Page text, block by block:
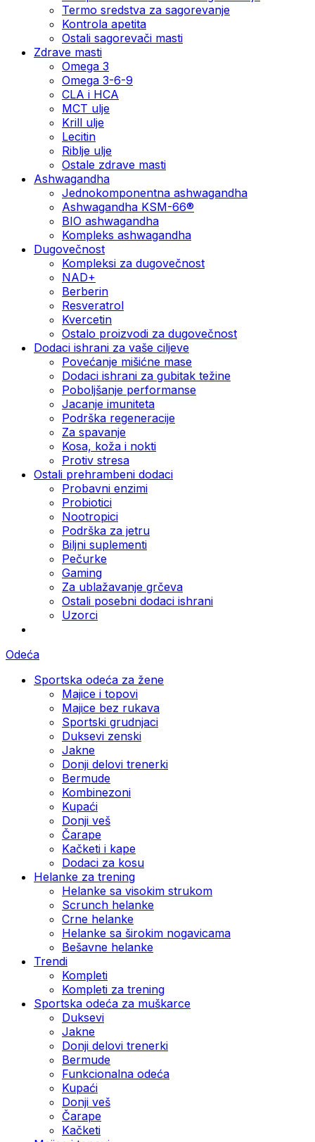
Termo sredstva za sagorevanje
Kontrola apetita
Ostali sagorevači masti
Zdrave masti
Omega 3
Omega 3-6-9
CLA i HCA
MCT ulje
Krill ulje
Lecitin
Riblje ulje
Ostale zdrave masti
Ashwagandha
Jednokomponentna ashwagandha
Ashwagandha KSM-66®
BIO ashwagandha
Kompleks ashwagandha
Dugovečnost
Kompleksi za dugovečnost
NAD+
Berberin
Resveratrol
Kvercetin
Ostalo proizvodi za dugovečnost
Dodaci ishrani za vaše ciljeve
Povećanje mišićne mase
Dodaci ishrani za gubitak težine
Poboljšanje performanse
Jacanje imuniteta
Podrška regeneracije
Za spavanje
Kosa, koža i nokti
Protiv stresa
Ostali prehrambeni dodaci
Probavni enzimi
Probiotici
Nootropici
Podrška za jetru
Biljni suplementi
Pečurke
Gaming
Za ublažavanje grčeva
Ostali posebni dodaci ishrani
Uzorci
Odeća
Sportska odeća za žene
Majice i topovi
Majice bez rukava
Sportski grudnjaci
Duksevi zenski
Jakne
Donji delovi trenerki
Bermude
Kombinezoni
Kupaći
Donji veš
Čarape
Kačketi i kape
Dodaci za kosu
Helanke za trening
Helanke sa visokim strukom
Scrunch helanke
Crne helanke
Helanke sa širokim nogavicama
Bešavne helanke
Trendi
Kompleti
Kompleti za trening
Sportska odeća za muškarce
Duksevi
Jakne
Donji delovi trenerki
Bermude
Funkcionalna odeća
Kupaći
Donji veš
Čarape
Kačketi